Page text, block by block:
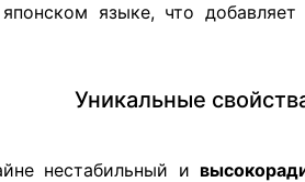
языке, что
Уникальные
нестабильный и